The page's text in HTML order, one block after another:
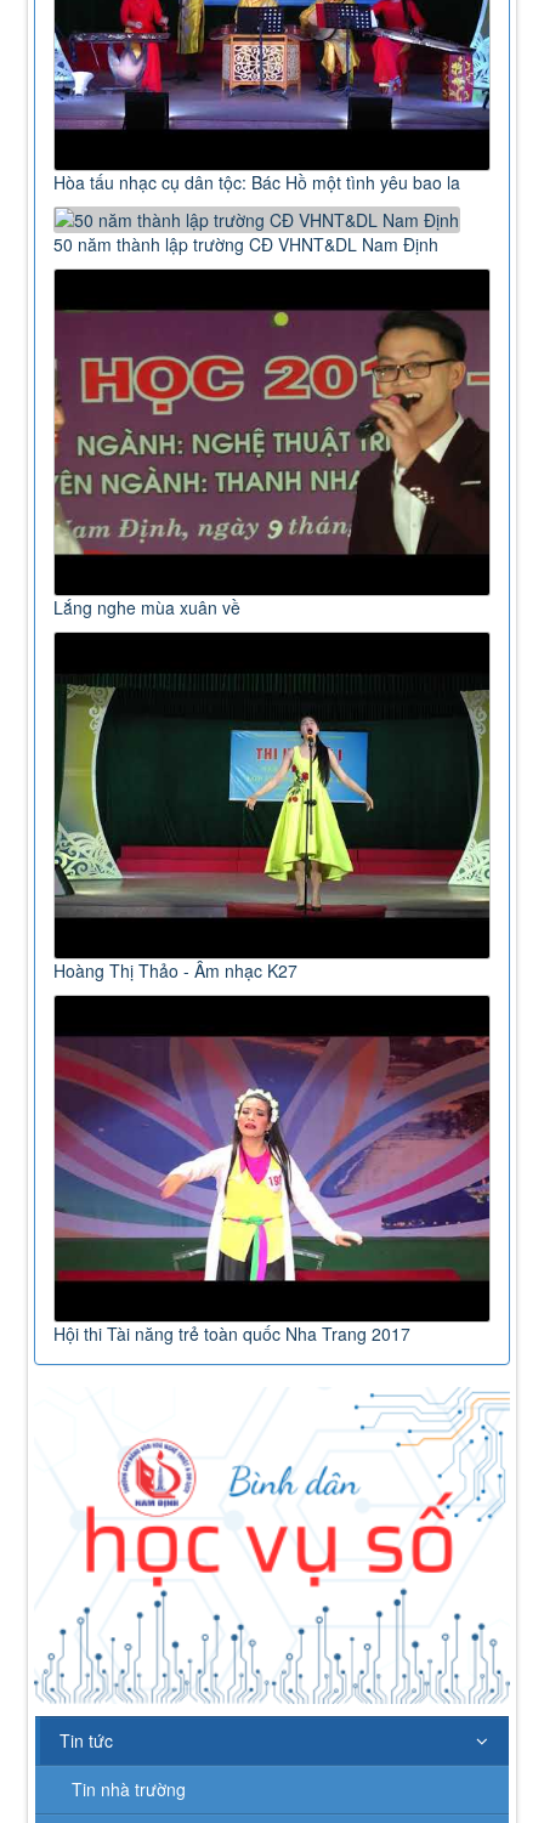
Hòa tấu nhạc cụ dân tộc: Bác Hồ một tình yêu bao la
50 năm thành lập trường CĐ VHNT&DL Nam Định
Lắng nghe mùa xuân về
Hoàng Thị Thảo - Âm nhạc K27
Hội thi Tài năng trẻ toàn quốc Nha Trang 2017
Tin tức
Tin nhà trường